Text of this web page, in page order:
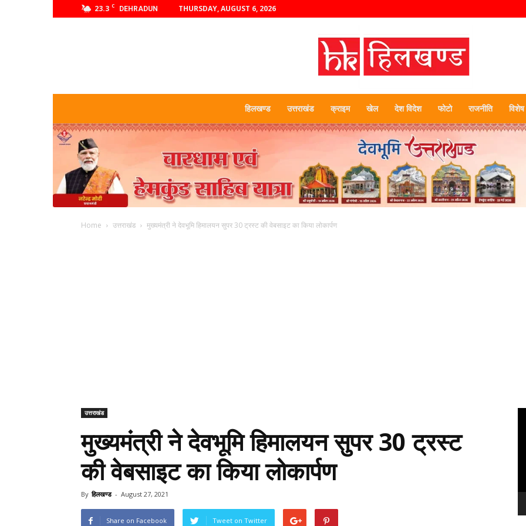
23.3 C DEHRADUN THURSDAY, AUGUST 6, 2026
हिलखण्ड
हिलखण्ड उत्तराखंड क्राइम खेल देश विदेश फोटो राजनीति विशेष
Home उत्तराखंड मुख्यमंत्री ने देवभूमि हिमालयन सुपर 30 ट्रस्ट की वेबसाइट का किया लोकार्पण
उत्तराखंड
मुख्यमंत्री ने देवभूमि हिमालयन सुपर 30 ट्रस्ट
की वेबसाइट का किया लोकार्पण
By हिलखण्ड - August 27, 2021
Share on Facebook Tweet on Twitter